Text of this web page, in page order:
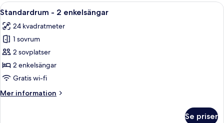
1
Öppna
alla
foton
för
Standardrum
-
2
Ett hotellrum med två sängar, ett
7
Standardrum - 2 enkelsängar
24 kvadratmeter
1 sovrum
2 sovplatser
2 enkelsängar
Gratis wi-fi
Mer information
Mer
Se priser